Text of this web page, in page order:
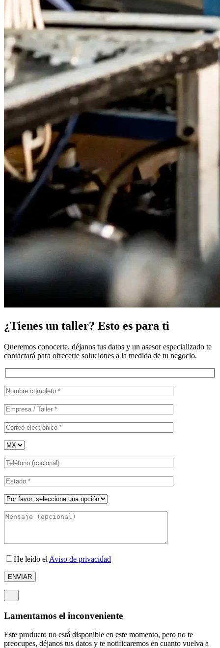
¿Tienes un taller? Esto es para ti
Queremos conocerte, déjanos tus datos y un asesor especializado te
contactará para ofrecerte soluciones a la medida de tu negocio.
He leído el Aviso de privacidad
Lamentamos el inconveniente
Este producto no está disponible en este momento, pero no te
preocupes, déjanos tus datos y te notificaremos en cuanto vuelva a